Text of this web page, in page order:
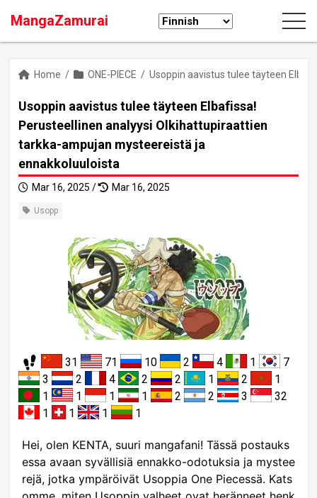
MangaZamurai
Home / ONE-PIECE / Usoppin aavistus tulee täyteen
Usoppin aavistus tulee täyteen Elbafissa!
Perusteellinen analyysi Olkihattupiraattien
tarkka-ampujan mysteereistä ja
ennakkoluuloista
Mar 16, 2025 / Mar 16, 2025
Usopp
31 71 10 2 4 1
7
3
2 4 2 2 1 2
1
1
1 1 1 2 2 3
32
1
1 1 1
Hei, olen KENTA, suuri mangafani! Tässä postauks
essa avaan syvällisiä ennakko-odotuksia ja mystee
rejä, jotka ympäröivät Usoppia One Piecessä. Kats